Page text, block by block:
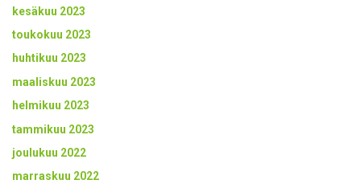
kesäkuu 2023
toukokuu 2023
huhtikuu 2023
maaliskuu 2023
helmikuu 2023
tammikuu 2023
joulukuu 2022
marraskuu 2022